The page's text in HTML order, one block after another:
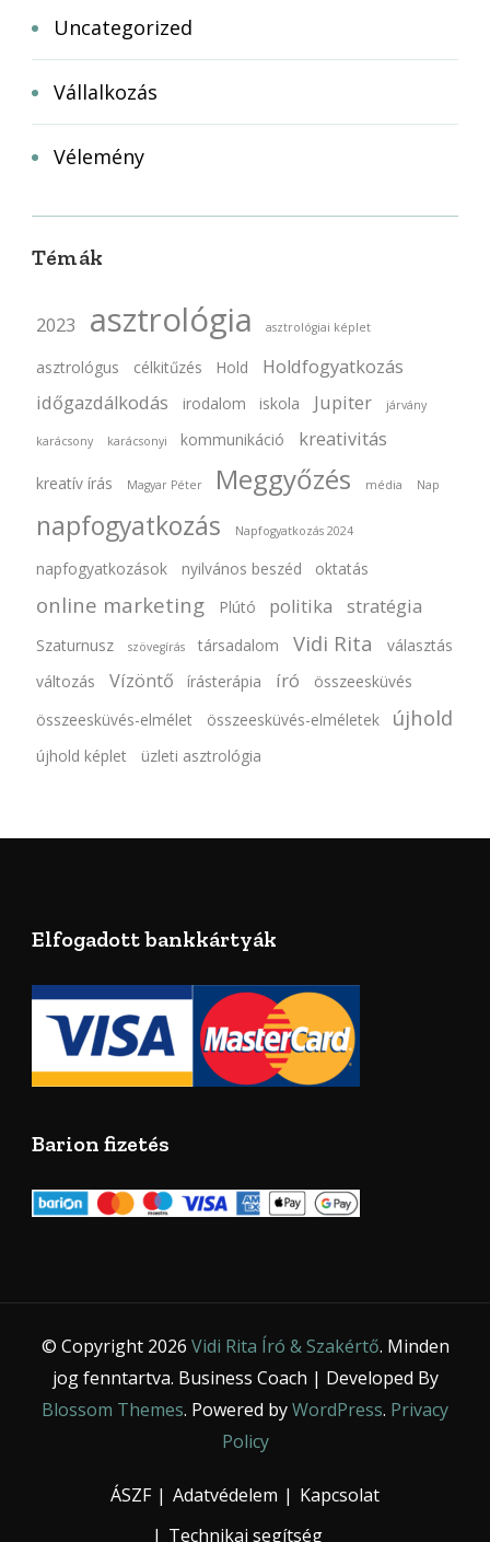
Uncategorized
Vállalkozás
Vélemény
Témák
2023 asztrológia asztrológiai képlet
asztrológus célkitűzés Hold
Holdfogyatkozás
időgazdálkodás
irodalom iskola Jupiter járvány
karácsony karácsonyi kommunikáció kreativitás
kreatív írás Magyar Péter Meggyőzés média Nap
napfogyatkozás Napfogyatkozás 2024
napfogyatkozások nyilvános beszéd oktatás
online marketing Plútó politika stratégia
Szaturnusz szövegírás társadalom Vidi Rita
választás
változás
Vízöntő írásterápia író
összeesküvés
összeesküvés-elmélet
összeesküvés-elméletek újhold
újhold képlet üzleti asztrológia
Elfogadott bankkártyák
Barion fizetés
© Copyright 2026 Vidi Rita Író & Szakértő. Minden
jog fenntartva. Business Coach | Developed By
Blossom Themes. Powered byWordPress. Privacy
Policy
ÁSZF Adatvédelem
Kapcsolat
Technikai segítség